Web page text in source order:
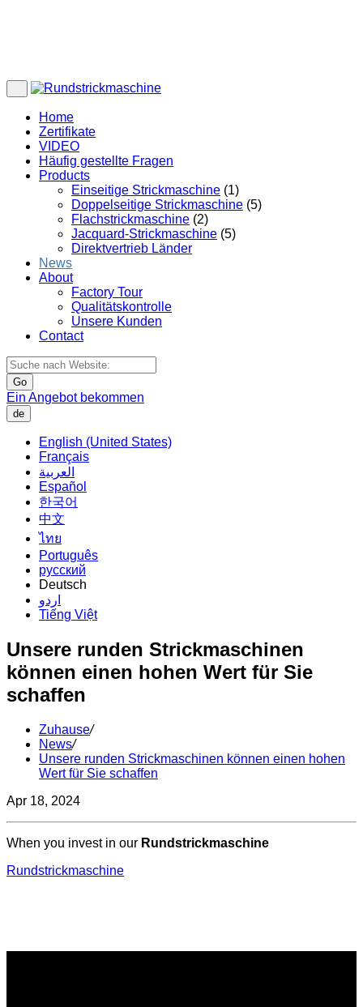
Home
Zertifikate
VIDEO
Häufig gestellte Fragen
Products
Einseitige Strickmaschine (1)
Doppelseitige Strickmaschine (5)
Flachstrickmaschine (2)
Jacquard-Strickmaschine (5)
Direktvertrieb Länder
News
About
Factory Tour
Qualitätskontrolle
Unsere Kunden
Contact
Go
Ein Angebot bekommen
de
English (United States)
Français
العربية
Español
한국어
中文
ไทย
Português
русский
Deutsch
اردو
Tiếng Việt
Unsere runden Strickmaschinen
können einen hohen Wert für Sie
schaffen
Zuhause/
News/
Unsere runden Strickmaschinen können einen hohen
Wert für Sie schaffen
Apr 18, 2024
When you invest in our Rundstrickmaschine
Rundstrickmaschine